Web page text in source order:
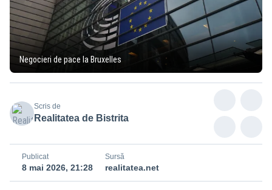
Negocieri de pace la Bruxelles
Scris de
Realitatea de Bistrita
Publicat
8 mai 2026, 21:28
Sursă
realitatea.net